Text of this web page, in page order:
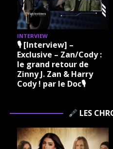
INTERVIEW
🎙 [Interview] –
Exclusive – Zan/Cody :
le grand retour de
Zinny J. Zan & Harry
Cody ! par le Doc🎙
LES